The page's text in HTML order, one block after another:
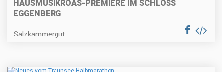
HAUSMUSIKROAS-PREMIERE IM SCHLOSS
EGGENBERG
Salzkammergut